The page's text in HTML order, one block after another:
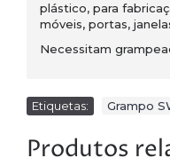
plástico, para
móveis, portas,
Necessitam
Etiquetas: Grampo
Produtos